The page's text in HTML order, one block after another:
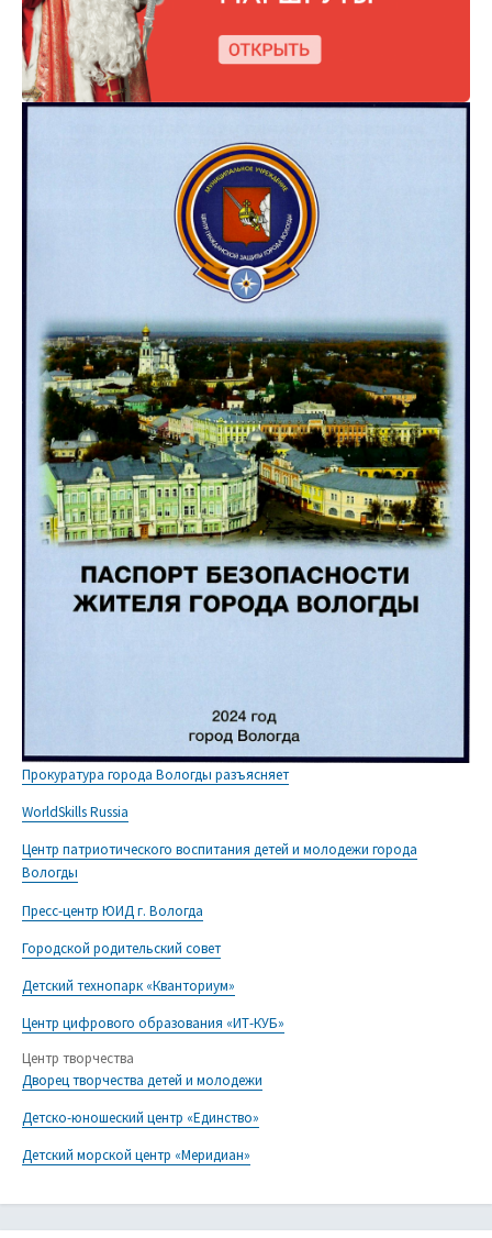
Прокуратура города Вологды разъясняет
WorldSkills Russia
Центр патриотического воспитания детей и молодежи города
Вологды
Пресс-центр ЮИД г. Вологда
Городской родительский совет
Детский технопарк «Кванториум»
Центр цифрового образования «ИТ-КУБ»
Центр творчества
Дворец творчества детей и молодежи
Детско-юношеский центр «Единство»
Детский морской центр «Меридиан»